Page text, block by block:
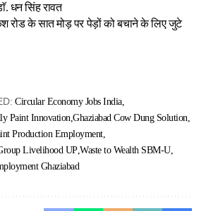
धन सिंह रावत
रोड के सात मोड़ पर पेड़ों को बचाने के लिए जुटे
Circular Economy Jobs India
Paint Innovation Ghaziabad Cow Dung Solution
Production Employment
Livelihood UP Waste to Wealth SBM-U
Ghaziabad